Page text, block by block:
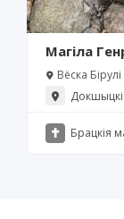
Магіла
паўстанцаў
Вёска Бірулі
Брацкія